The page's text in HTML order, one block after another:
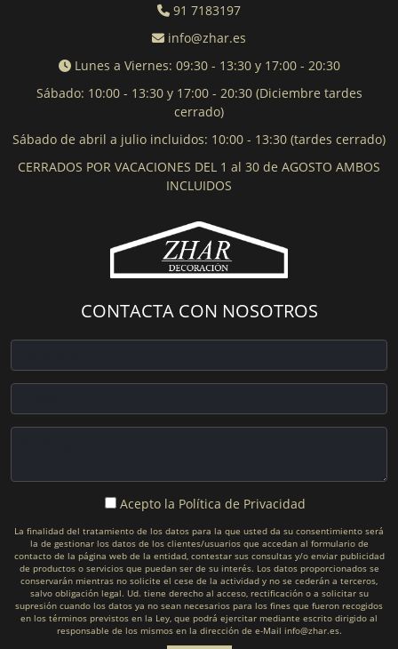
91 7183197
info@zhar.es
Lunes a Viernes: 09:30 - 13:30 y 17:00 - 20:30
Sábado: 10:00 - 13:30 y 17:00 - 20:30 (Diciembre tardes
cerrado)
Sábado de abril a julio incluidos: 10:00 - 13:30 (tardes cerrado)
CERRADOS POR VACACIONES DEL 1 al 30 de AGOSTO AMBOS
INCLUIDOS
CONTACTA CON NOSOTROS
Acepto la Política de Privacidad
La finalidad del tratamiento de los datos para la que usted da su consentimiento será
la de gestionar los datos de los clientes/usuarios que accedan al formulario de
contacto de la página web de la entidad, contestar sus consultas y/o enviar publicidad
de productos o servicios que puedan ser de su interés. Los datos proporcionados se
conservarán mientras no solicite el cese de la actividad y no se cederán a terceros,
salvo obligación legal. Ud. tiene derecho al acceso, rectificación o a solicitar su
supresión cuando los datos ya no sean necesarios para los fines que fueron recogidos
en los términos previstos en la Ley, que podrá ejercitar mediante escrito dirigido al
responsable de los mismos en la dirección de e-Mail info@zhar.es.